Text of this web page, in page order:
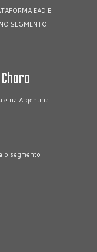
EAD E
SEGMENTO
e na Argentina
o segmento